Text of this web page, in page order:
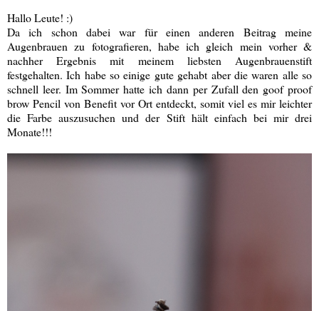
Hallo Leute! :)
Da ich schon dabei war für einen anderen Beitrag meine
Augenbrauen zu fotografieren, habe ich gleich mein vorher &
nachher Ergebnis mit meinem liebsten Augenbrauenstift
festgehalten. Ich habe so einige gute gehabt aber die waren alle so
schnell leer. Im Sommer hatte ich dann per Zufall den goof proof
brow Pencil von Benefit vor Ort entdeckt, somit viel es mir leichter
die Farbe auszusuchen und der Stift hält einfach bei mir drei
Monate!!!